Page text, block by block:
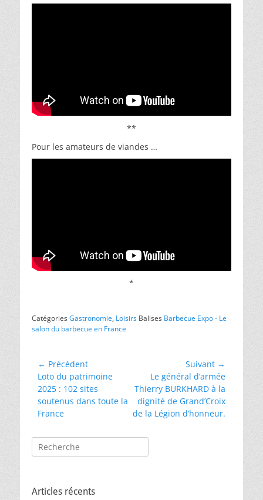
**
Pour les amateurs de viandes …
*
CatégoriesGastronomie, Loisirs Balises Barbecue Expo - Le
salon du barbecue en France
Navigation
de
l’article
← Précédent
Article
précédent :
Loto du patrimoine
2025 : 102 sites
soutenus dans toute la
France
Suivant →
Article
suivant :
Le général d’armée
Thierry BURKHARD à la
dignité de Grand’Croix
de la Légion d’honneur.
Rechercher :
Articles récents